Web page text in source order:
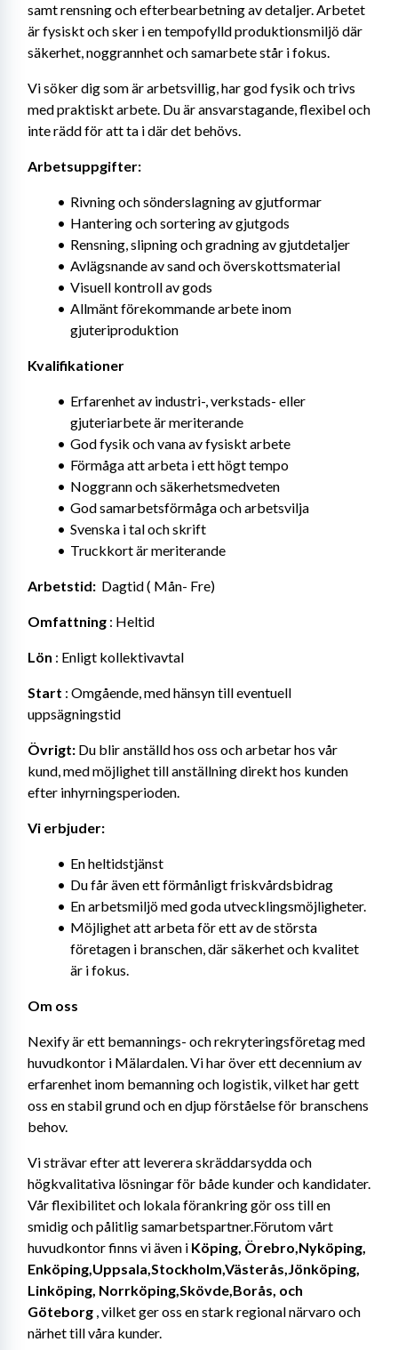
samt rensning och efterbearbetning av detaljer. Arbetet
är fysiskt och sker i en tempofylld produktionsmiljö där
säkerhet, noggrannhet och samarbete står i fokus.
Vi söker dig som är arbetsvillig, har god fysik och trivs
med praktiskt arbete. Du är ansvarstagande, flexibel och
inte rädd för att ta i där det behövs.
Arbetsuppgifter:
Rivning och sönderslagning av gjutformar
Hantering och sortering av gjutgods
Rensning, slipning och gradning av gjutdetaljer
Avlägsnande av sand och överskottsmaterial
Visuell kontroll av gods
Allmänt förekommande arbete inom
gjuteriproduktion
Kvalifikationer
Erfarenhet av industri-, verkstads- eller
gjuteriarbete är meriterande
God fysik och vana av fysiskt arbete
Förmåga att arbeta i ett högt tempo
Noggrann och säkerhetsmedveten
God samarbetsförmåga och arbetsvilja
Svenska i tal och skrift
Truckkort är meriterande
Arbetstid: Dagtid ( Mån- Fre)
Omfattning : Heltid
Lön : Enligt kollektivavtal
Start : Omgående, med hänsyn till eventuell
uppsägningstid
Övrigt: Du blir anställd hos oss och arbetar hos vår
kund, med möjlighet till anställning direkt hos kunden
efter inhyrningsperioden.
Vi erbjuder:
En heltidstjänst
Du får även ett förmånligt friskvårdsbidrag
En arbetsmiljö med goda utvecklingsmöjligheter.
Möjlighet att arbeta för ett av de största
företagen i branschen, där säkerhet och kvalitet
är i fokus.
Om oss
Nexify är ett bemannings- och rekryteringsföretag med
huvudkontor i Mälardalen. Vi har över ett decennium av
erfarenhet inom bemanning och logistik, vilket har gett
oss en stabil grund och en djup förståelse för branschens
behov.
Vi strävar efter att leverera skräddarsydda och
högkvalitativa lösningar för både kunder och kandidater.
Vår flexibilitet och lokala förankring gör oss till en
smidig och pålitlig samarbetspartner.Förutom vårt
huvudkontor finns vi även i Köping, Örebro,Nyköping,
Enköping,Uppsala,Stockholm,Västerås,Jönköping,
Linköping, Norrköping,Skövde,Borås, och
Göteborg , vilket ger oss en stark regional närvaro och
närhet till våra kunder.